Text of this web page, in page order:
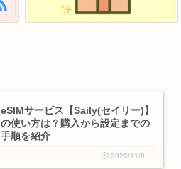
eSIMサービス【Saily(セイリー)】
の使い方は？購入から設定までの
手順を紹介
2025/11/8